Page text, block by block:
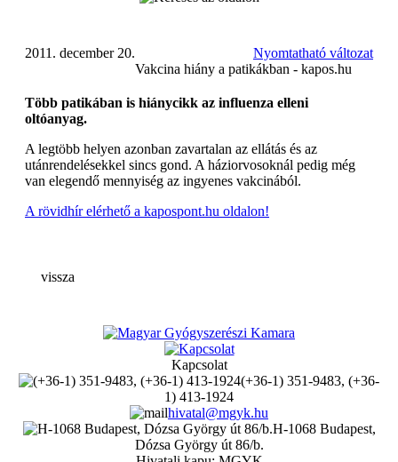
Nyomtatható változat
2011. december 20.
Vakcina hiány a patikákban - kapos.hu
Több patikában is hiánycikk az influenza elleni
oltóanyag.
A legtöbb helyen azonban zavartalan az ellátás és az
utánrendelésekkel sincs gond. A háziorvosoknál pedig még
van elegendő mennyiség az ingyenes vakcinából.
A rövidhír elérhető a kapospont.hu oldalon!
vissza
Kapcsolat
(+36-1) 351-9483, (+36-
1) 413-1924
hivatal@mgyk.hu
H-1068 Budapest,
Dózsa György út 86/b.